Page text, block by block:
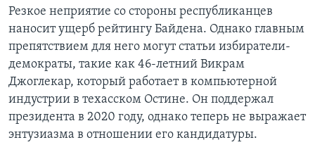
Резкое неприятие со стороны республиканцев
наносит ущерб рейтингу Байдена. Однако главным
препятствием для него могут статьи избиратели-
демократы, такие как 46-летний Викрам
Джоглекар, который работает в компьютерной
индустрии в техасском Остине. Он поддержал
президента в 2020 году, однако теперь не выражает
энтузиазма в отношении его кандидатуры.